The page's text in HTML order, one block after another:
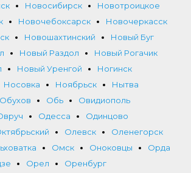
Новосибирск
Новотроицкое
Новочебоксарск
Новочеркасск
Новошахтинский
Новый Буг
Новый Раздол
Новый Рогачик
Новый Уренгой
Ногинск
Носовка Ноябрьск
Нытва
Обухов Обь
Овидиополь
Одесса
Одинцово
Олевск
Оленегорск
Омск Оноковцы
Орда
Орел
Оренбург